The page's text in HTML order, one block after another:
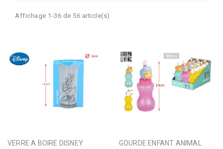
Affichage 1-36 de 56 article(s)
VERRE A BOIRE DISNEY
GOURDE ENFANT ANIMAL